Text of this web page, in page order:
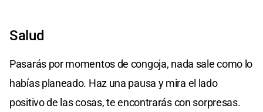
Salud
Pasarás por momentos de congoja, nada sale como lo
habías planeado. Haz una pausa y mira el lado
positivo de las cosas, te encontrarás con sorpresas.